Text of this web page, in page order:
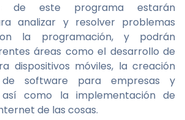
de este programa estarán
analizar y resolver problemas
la programación, y podrán
áreas como el desarrollo de
dispositivos móviles, la creación
de software para empresas y
así como la implementación de
de las cosas.